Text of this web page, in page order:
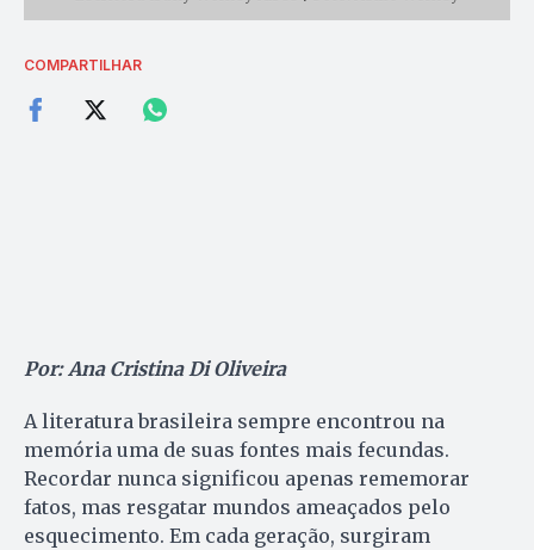
COMPARTILHAR
Por: Ana Cristina Di Oliveira
A literatura brasileira sempre encontrou na
memória uma de suas fontes mais fecundas.
Recordar nunca significou apenas rememorar
fatos, mas resgatar mundos ameaçados pelo
esquecimento. Em cada geração, surgiram